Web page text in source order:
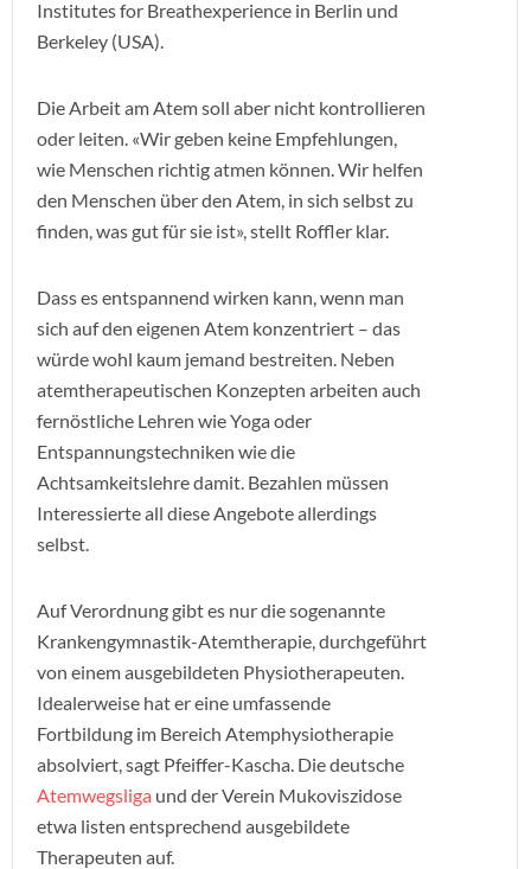
Institutes for Breathexperience in Berlin und
Berkeley (USA).
Die Arbeit am Atem soll aber nicht kontrollieren
oder leiten. «Wir geben keine Empfehlungen,
wie Menschen richtig atmen können. Wir helfen
den Menschen über den Atem, in sich selbst zu
finden, was gut für sie ist», stellt Roffler klar.
Dass es entspannend wirken kann, wenn man
sich auf den eigenen Atem konzentriert – das
würde wohl kaum jemand bestreiten. Neben
atemtherapeutischen Konzepten arbeiten auch
fernöstliche Lehren wie Yoga oder
Entspannungstechniken wie die
Achtsamkeitslehre damit. Bezahlen müssen
Interessierte all diese Angebote allerdings
selbst.
Auf Verordnung gibt es nur die sogenannte
Krankengymnastik-Atemtherapie, durchgeführt
von einem ausgebildeten Physiotherapeuten.
Idealerweise hat er eine umfassende
Fortbildung im Bereich Atemphysiotherapie
absolviert, sagt Pfeiffer-Kascha. Die deutsche
Atemwegsliga und der Verein Mukoviszidose
etwa listen entsprechend ausgebildete
Therapeuten auf.